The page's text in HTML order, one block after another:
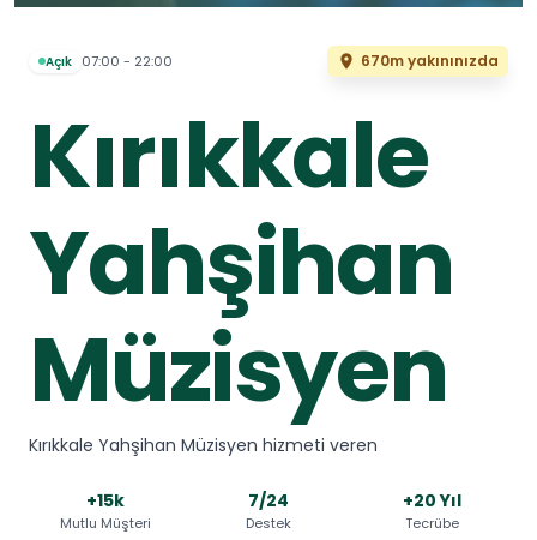
Açık 07:00 - 22:00 670m yakınınızda
Kırıkkale
Yahşihan
Müzisyen
Kırıkkale Yahşihan Müzisyen hizmeti veren
+15k
Mutlu Müşteri
7/24
Destek
+20 Yıl
Tecrübe